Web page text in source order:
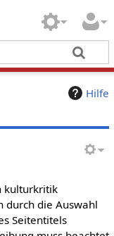
Hilfe
kulturkritik
durch die Auswahl
Seitentitels